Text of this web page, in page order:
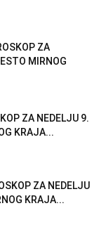
ZA
MIRNOG
ZA NEDELJU 9.
KRAJA...
ZA NEDELJU
KRAJA...